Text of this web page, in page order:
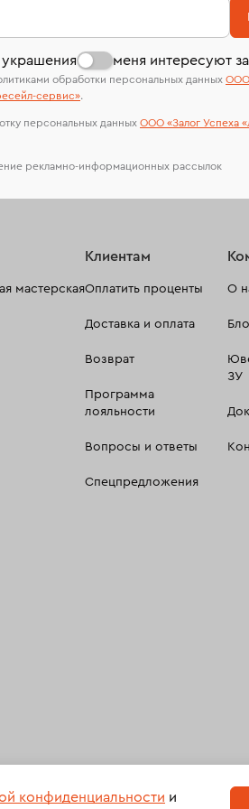
На особо ценные изделия
сертификаты МГУ и других
лабораторий
меня интересуют
обработки персональных данных ООО
сервиc».
персональных данных ООО «Залог Успеха
рекламно-информационных рассылок
мастерская
Клиентам
Оплатить проценты
Доставка и оплата
Возврат
Программа
лояльности
Вопросы и ответы
Спецпредложения
О
ЗУ
конфиденциальности и